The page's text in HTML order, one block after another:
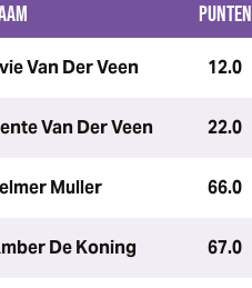
PUNTEN
Van Der Veen 12.0
Van Der Veen 22.0
Muller 66.0
De Koning 67.0